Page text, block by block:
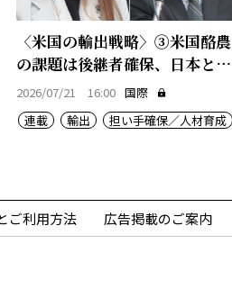
〈米国の輸出戦略〉③米国酪農
の課題は後継者確保、日本と共
通
2026/07/21 16:00 国際
連載
輸出 担い手確保／人材育成
ご利用方法 広告掲載のご案内